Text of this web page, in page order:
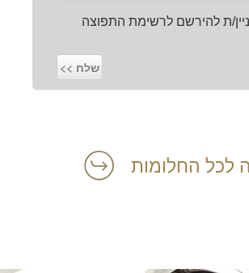
ת להירשם לרשימת התפוצה
לכל החלומות